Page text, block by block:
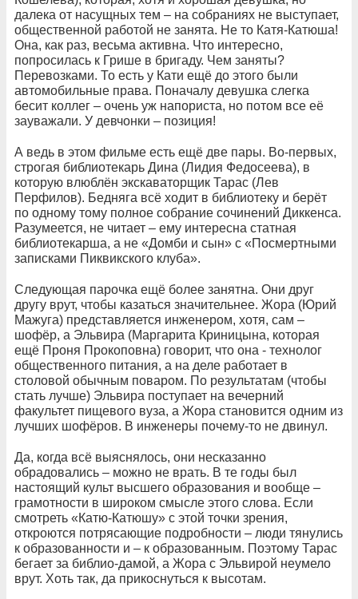
далека от насущных тем – на собраниях не выступает,
общественной работой не занята. Не то Катя-Катюша!
Она, как раз, весьма активна. Что интересно,
попросилась к Грише в бригаду. Чем заняты?
Перевозками. То есть у Кати ещё до этого были
автомобильные права. Поначалу девушка слегка
бесит коллег – очень уж напориста, но потом все её
зауважали. У девчонки – позиция!
А ведь в этом фильме есть ещё две пары. Во-первых,
строгая библиотекарь Дина (Лидия Федосеева), в
которую влюблён экскаваторщик Тарас (Лев
Перфилов). Бедняга всё ходит в библиотеку и берёт
по одному тому полное собрание сочинений Диккенса.
Разумеется, не читает – ему интересна статная
библиотекарша, а не «Домби и сын» с «Посмертными
записками Пиквикского клуба».
Следующая парочка ещё более занятна. Они друг
другу врут, чтобы казаться значительнее. Жора (Юрий
Мажуга) представляется инженером, хотя, сам –
шофёр, а Эльвира (Маргарита Криницына, которая
ещё Проня Прокоповна) говорит, что она - технолог
общественного питания, а на деле работает в
столовой обычным поваром. По результатам (чтобы
стать лучше) Эльвира поступает на вечерний
факультет пищевого вуза, а Жора становится одним из
лучших шофёров. В инженеры почему-то не двинул.
Да, когда всё выяснялось, они несказанно
обрадовались – можно не врать. В те годы был
настоящий культ высшего образования и вообще –
грамотности в широком смысле этого слова. Если
смотреть «Катю-Катюшу» с этой точки зрения,
откроются потрясающие подробности – люди тянулись
к образованности и – к образованным. Поэтому Тарас
бегает за библио-дамой, а Жора с Эльвирой неумело
врут. Хоть так, да прикоснуться к высотам.